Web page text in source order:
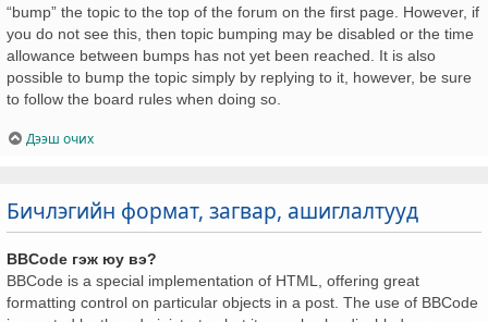
“bump” the topic to the top of the forum on the first page. However, if
you do not see this, then topic bumping may be disabled or the time
allowance between bumps has not yet been reached. It is also
possible to bump the topic simply by replying to it, however, be sure
to follow the board rules when doing so.
Дээш очих
Бичлэгийн формат, загвар, ашиглалтууд
BBCode гэж юу вэ?
BBCode is a special implementation of HTML, offering great
formatting control on particular objects in a post. The use of BBCode